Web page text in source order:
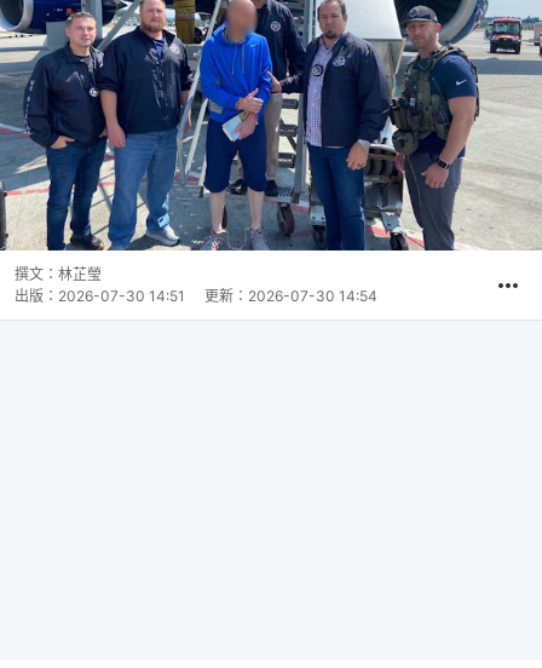
撰文： 林芷瑩
出版： 2026-07-30 14:51 更新： 2026-07-30 14:54